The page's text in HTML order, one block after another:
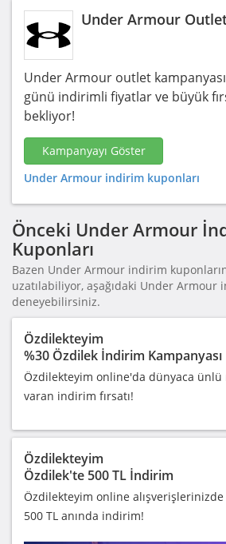
Under Armour Outlet
Under Armour outlet
günü indirimli fiyatlar ve büyük
bekliyor!
Kampanyayı Göster
Under Armour indirim kuponları
Önceki Under Armour
Kuponları
Bazen Under Armour indirim
uzatılabiliyor, aşağıdaki Under
deneyebilirsiniz.
Özdilekteyim
%30 Özdilek İndirim Kampanyası
Özdilekteyim online'da dünyaca ünlü
varan indirim fırsatı!
Özdilekteyim
Özdilek'te 500 TL İndirim
Özdilekteyim online
500 TL anında indirim!